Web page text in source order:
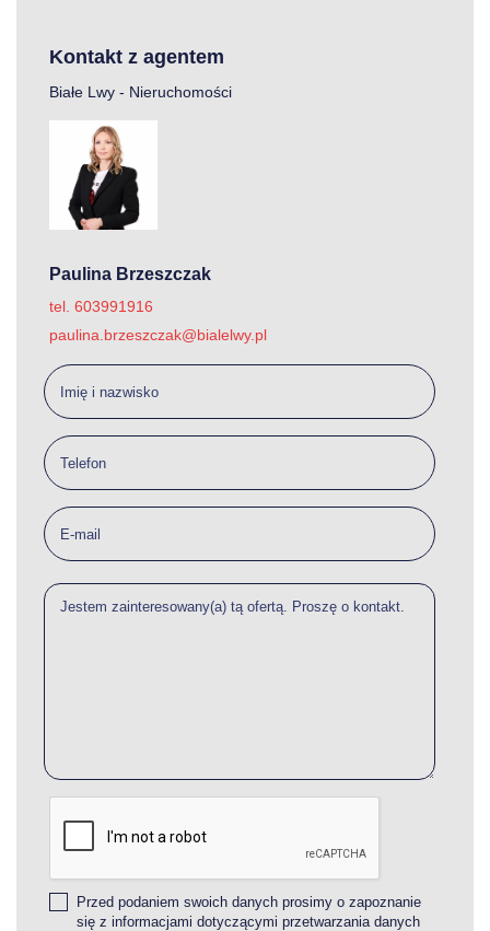
Kontakt z agentem
Białe Lwy - Nieruchomości
Paulina Brzeszczak
tel. 603991916
paulina.brzeszczak@bialelwy.pl
Przed podaniem swoich danych prosimy o zapoznanie
się z informacjami dotyczącymi przetwarzania danych